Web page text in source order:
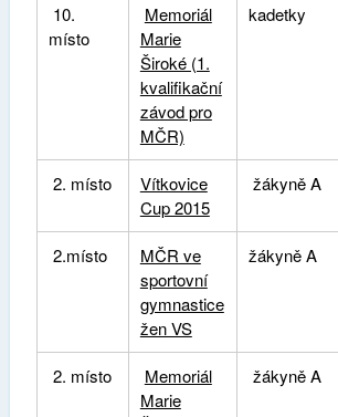
10.
místo
Memoriál
Marie
Široké (1.
kvalifikační
závod pro
MČR)
kadetky
2. místo
Vítkovice
Cup 2015
žákyně A
2.místo
MČR ve
sportovní
gymnastice
žen VS
žákyně A
2. místo
Memoriál
Marie
žákyně A